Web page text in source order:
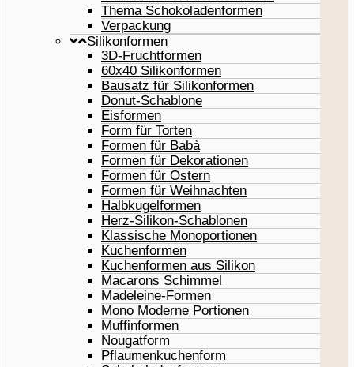
Thema Schokoladenformen
Verpackung
Silikonformen
3D-Fruchtformen
60x40 Silikonformen
Bausatz für Silikonformen
Donut-Schablone
Eisformen
Form für Torten
Formen für Babà
Formen für Dekorationen
Formen für Ostern
Formen für Weihnachten
Halbkugelformen
Herz-Silikon-Schablonen
Klassische Monoportionen
Kuchenformen
Kuchenformen aus Silikon
Macarons Schimmel
Madeleine-Formen
Mono Moderne Portionen
Muffinformen
Nougatform
Pflaumenkuchenform